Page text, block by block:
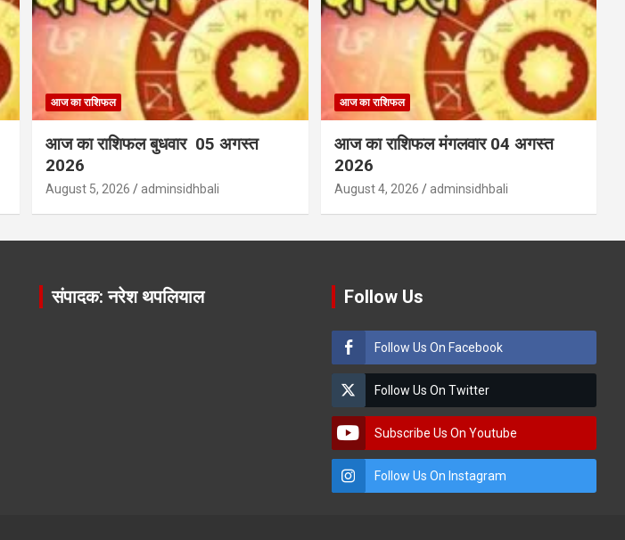
आज का राशिफल
आज का राशिफल बुधवार 05 अगस्त
2026
August 5, 2026 adminsidhbali
आज का राशिफल
आज का राशिफल मंगलवार 04 अगस्त
2026
August 4, 2026 adminsidhbali
संपादक: नरेश थपलियाल Follow Us
Follow Us On Facebook
Follow Us On Twitter
Subscribe Us On Youtube
Follow Us On Instagram